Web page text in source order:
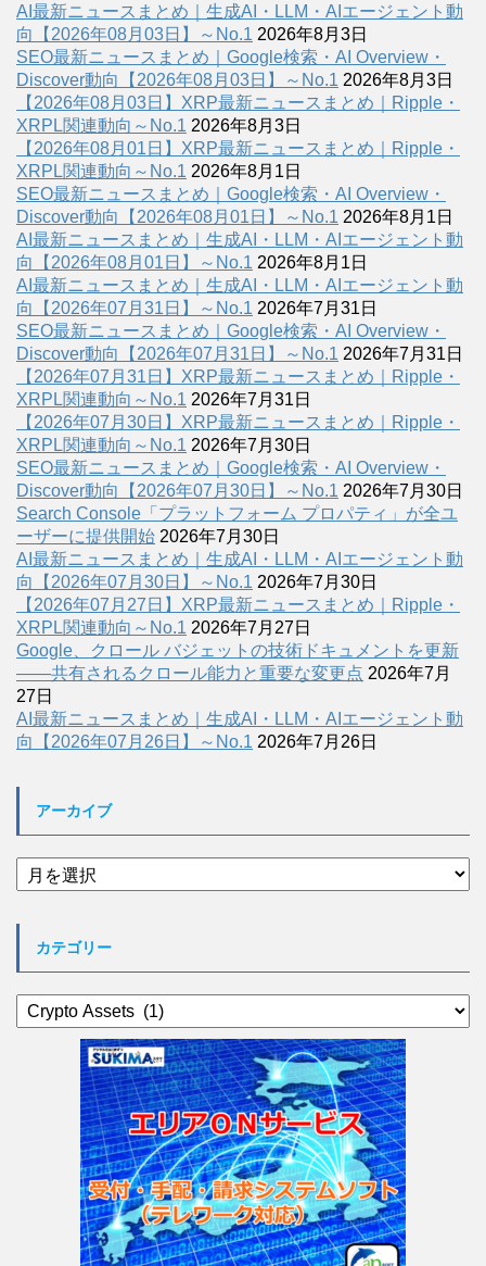
AI最新ニュースまとめ｜生成AI・LLM・AIエージェント動
向【2026年08月03日】～No.1 2026年8月3日
SEO最新ニュースまとめ｜Google検索・AI Overview・
Discover動向【2026年08月03日】～No.1 2026年8月3日
【2026年08月03日】XRP最新ニュースまとめ｜Ripple・
XRPL関連動向～No.1 2026年8月3日
【2026年08月01日】XRP最新ニュースまとめ｜Ripple・
XRPL関連動向～No.1 2026年8月1日
SEO最新ニュースまとめ｜Google検索・AI Overview・
Discover動向【2026年08月01日】～No.1 2026年8月1日
AI最新ニュースまとめ｜生成AI・LLM・AIエージェント動
向【2026年08月01日】～No.1 2026年8月1日
AI最新ニュースまとめ｜生成AI・LLM・AIエージェント動
向【2026年07月31日】～No.1 2026年7月31日
SEO最新ニュースまとめ｜Google検索・AI Overview・
Discover動向【2026年07月31日】～No.1 2026年7月31日
【2026年07月31日】XRP最新ニュースまとめ｜Ripple・
XRPL関連動向～No.1 2026年7月31日
【2026年07月30日】XRP最新ニュースまとめ｜Ripple・
XRPL関連動向～No.1 2026年7月30日
SEO最新ニュースまとめ｜Google検索・AI Overview・
Discover動向【2026年07月30日】～No.1 2026年7月30日
Search Console「プラットフォーム プロパティ」が全ユ
ーザーに提供開始 2026年7月30日
AI最新ニュースまとめ｜生成AI・LLM・AIエージェント動
向【2026年07月30日】～No.1 2026年7月30日
【2026年07月27日】XRP最新ニュースまとめ｜Ripple・
XRPL関連動向～No.1 2026年7月27日
Google、クロール バジェットの技術ドキュメントを更新
――共有されるクロール能力と重要な変更点 2026年7月
27日
AI最新ニュースまとめ｜生成AI・LLM・AIエージェント動
向【2026年07月26日】～No.1 2026年7月26日
アーカイブ
ア
ー
カテゴリー
カ
テ